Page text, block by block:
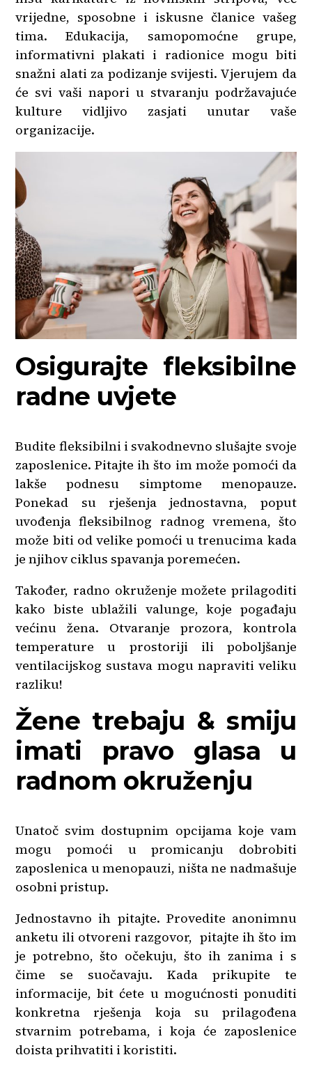
vrijedne, sposobne i iskusne članice vašeg
tima. Edukacija, samopomoćne grupe,
informativni plakati i radionice mogu biti
snažni alati za podizanje svijesti. Vjerujem da
će svi vaši napori u stvaranju podržavajuće
kulture vidljivo zasjati unutar vaše
organizacije.
Osigurajte fleksibilne
radne uvjete
Budite fleksibilni i svakodnevno slušajte svoje
zaposlenice. Pitajte ih što im može pomoći da
lakše podnesu simptome menopauze.
Ponekad su rješenja jednostavna, poput
uvođenja fleksibilnog radnog vremena, što
može biti od velike pomoći u trenucima kada
je njihov ciklus spavanja poremećen.
Također, radno okruženje možete prilagoditi
kako biste ublažili valunge, koje pogađaju
većinu žena. Otvaranje prozora, kontrola
temperature u prostoriji ili poboljšanje
ventilacijskog sustava mogu napraviti veliku
razliku!
Žene trebaju & smiju
imati pravo glasa u
radnom okruženju
Unatoč svim dostupnim opcijama koje vam
mogu pomoći u promicanju dobrobiti
zaposlenica u menopauzi, ništa ne nadmašuje
osobni pristup.
Jednostavno ih pitajte. Provedite anonimnu
anketu ili otvoreni razgovor, pitajte ih što im
je potrebno, što očekuju, što ih zanima i s
čime se suočavaju. Kada prikupite te
informacije, bit ćete u mogućnosti ponuditi
konkretna rješenja koja su prilagođena
stvarnim potrebama, i koja će zaposlenice
doista prihvatiti i koristiti.